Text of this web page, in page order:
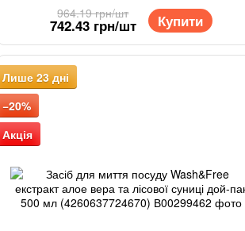
964.19 грн/шт
742.43 грн/шт Купити
Лише 23 дні
−20%
Акція